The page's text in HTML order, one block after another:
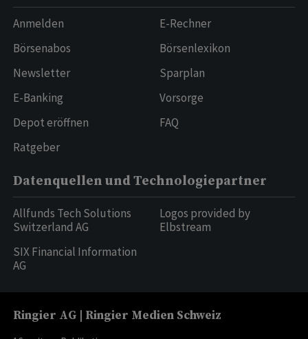
Anmelden
Börsenabos
Newsletter
E-Banking
Depot eröffnen
Ratgeber
E-Rechner
Börsenlexikon
Sparplan
Vorsorge
FAQ
Datenquellen und Technologiepartner
Allfunds Tech Solutions
Switzerland AG
SIX Financial Information
AG
Logos provided by
Elbstream
Ringier AG | Ringier Medien Schweiz